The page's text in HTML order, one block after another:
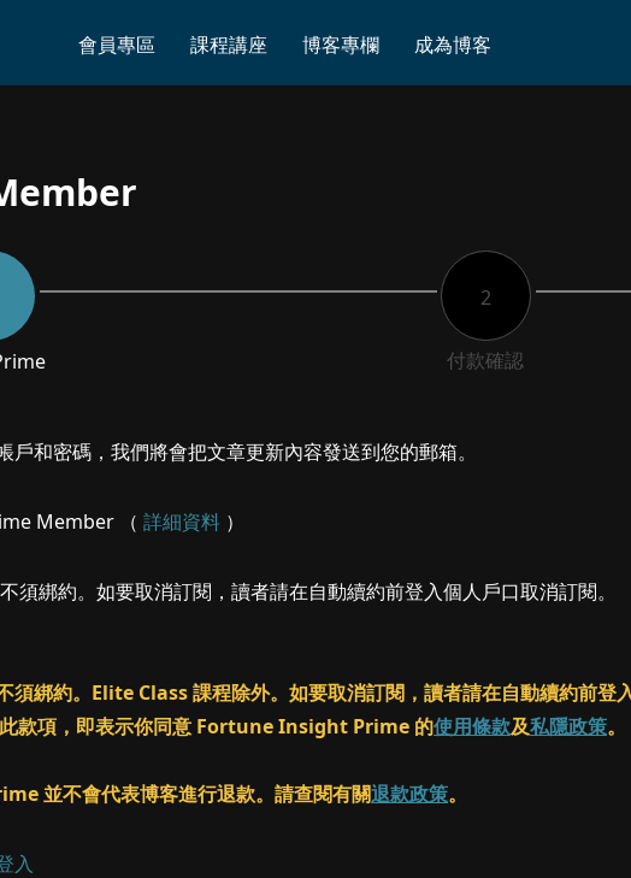
會員專區 課程講座 博客專欄 成為博客
2
付款確認
戶和密碼，我們將會把文章更新內容發送到您的郵箱。
Member （ 詳細資料 ）
須綁約。如要取消訂閱，讀者請在自動續約前登入個人戶口取消訂閱。
須綁約。Elite Class 課程除外。如要取消訂閱，讀者請在自動續約前
款項，即表示你同意 Fortune Insight Prime 的使用條款及私隱政策。
並不會代表博客進行退款。請查閱有關退款政策。
入